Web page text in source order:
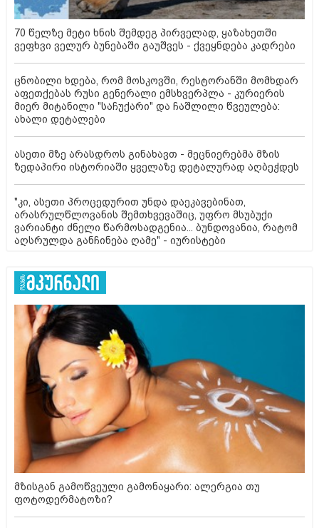
70 წელზე მეტი ხნის შემდეგ პირველად, ყაზახეთში
ვეფხვი ველურ ბუნებაში გაუშვეს - ქვეყნდება კადრები
ცნობილი ხდება, რომ მოსკოვში, რესტორანში მომხდარ
აფეთქებას რუსი გენერალი ემსხვერპლა - კურიერის
მიერ მიტანილი "საჩუქარი" და ჩაშლილი წვეულება:
ახალი დეტალები
ასეთი მზე არასდროს გინახავთ - მეცნიერებმა მზის
ზედაპირი ისტორიაში ყველაზე დეტალურად აღბეჭდეს
"კი, ასეთი პროცედურით უნდა დაეკავებინათ,
არასრულწლოვანის შემთხვევაშიც, უფრო მსუბუქი
ვარიანტი ძნელი წარმოსადგენია... ბუნდოვანია, რატომ
აღსრულდა განჩინება ღამე" - იურისტები
მზისგან გამოწვეული გამონაყარი: ალერგია თუ
ფოტოდერმატოზი?